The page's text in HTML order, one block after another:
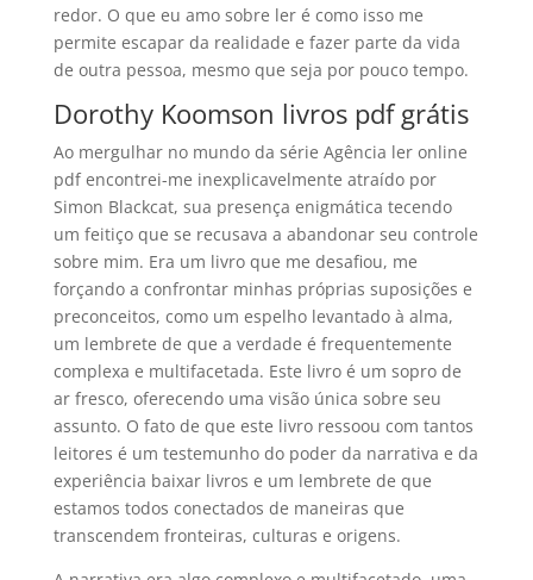
redor. O que eu amo sobre ler é como isso me
permite escapar da realidade e fazer parte da vida
de outra pessoa, mesmo que seja por pouco tempo.
Dorothy Koomson livros pdf grátis
Ao mergulhar no mundo da série Agência ler online
pdf encontrei-me inexplicavelmente atraído por
Simon Blackcat, sua presença enigmática tecendo
um feitiço que se recusava a abandonar seu controle
sobre mim. Era um livro que me desafiou, me
forçando a confrontar minhas próprias suposições e
preconceitos, como um espelho levantado à alma,
um lembrete de que a verdade é frequentemente
complexa e multifacetada. Este livro é um sopro de
ar fresco, oferecendo uma visão única sobre seu
assunto. O fato de que este livro ressoou com tantos
leitores é um testemunho do poder da narrativa e da
experiência baixar livros e um lembrete de que
estamos todos conectados de maneiras que
transcendem fronteiras, culturas e origens.